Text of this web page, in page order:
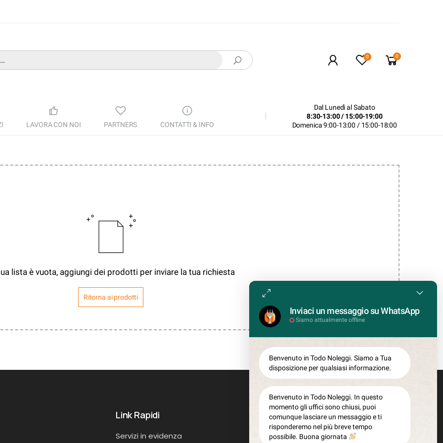
0 0
LAVORA CON NOI PARTNERS CONTATTI & INFO
Dal Lunedì al Sabato
8:30-13:00 / 15:00-19:00
Domenica 9:00-13:00 / 15:00-18:00
lista è vuota, aggiungi dei prodotti per inviare la tua richiesta
Ritorna ai prodotti
Link Rapidi
Servizi in evidenza
Inviaci un messaggio su WhatsApp
Siamo attualmente offline
Benvenuto in Todo Noleggi. Siamo a Tua
disposizione per qualsiasi informazione.
Benvenuto in Todo Noleggi. In questo
momento gli uffici sono chiusi, puoi
comunque lasciare un messaggio e ti
risponderemo nel più breve tempo
possibile. Buona giornata